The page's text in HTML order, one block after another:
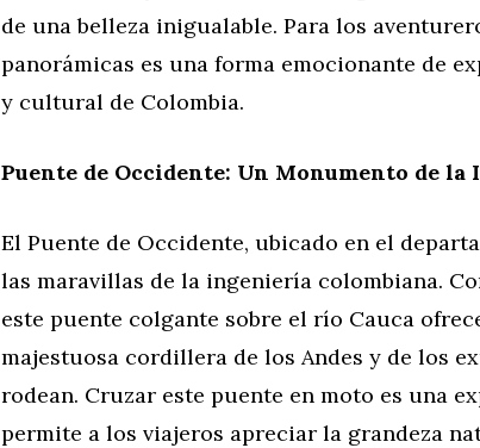
de una belleza inigualable. Para los
panorámicas es una forma emocionante de
y cultural de Colombia.
Puente de Occidente: Un Monumento de
El Puente de Occidente, ubicado en el
las maravillas de la ingeniería colombiana.
este puente colgante sobre el río Cauca
majestuosa cordillera de los Andes y de los
rodean. Cruzar este puente en moto es una
permite a los viajeros apreciar la grandeza